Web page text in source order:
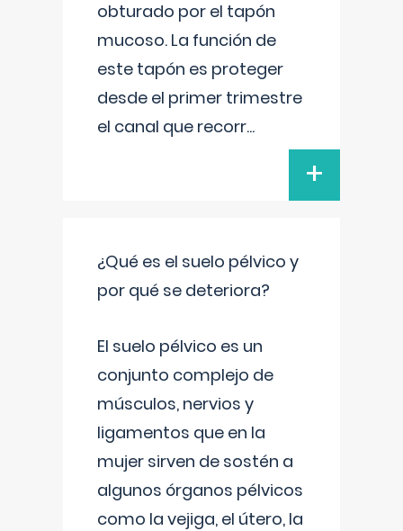
obturado por el tapón
mucoso. La función de
este tapón es proteger
desde el primer trimestre
el canal que recorr...
+
¿Qué es el suelo pélvico y
por qué se deteriora?
El suelo pélvico es un
conjunto complejo de
músculos, nervios y
ligamentos que en la
mujer sirven de sostén a
algunos órganos pélvicos
como la vejiga, el útero, la